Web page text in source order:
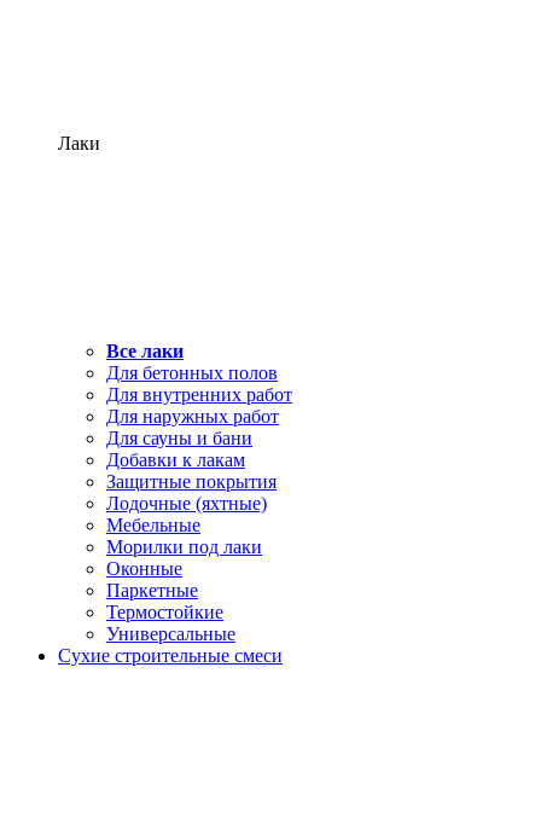
Лаки
Все лаки
Для бетонных полов
Для внутренних работ
Для наружных работ
Для сауны и бани
Добавки к лакам
Защитные покрытия
Лодочные (яхтные)
Мебельные
Морилки под лаки
Оконные
Паркетные
Термостойкие
Универсальные
Сухие строительные смеси